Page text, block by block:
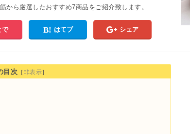
ら厳選したおすすめ7商品をご紹介致します。
で はてブ シェア
目次 ［ 非表示］